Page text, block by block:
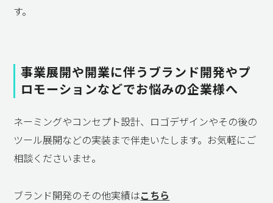
す。
事業展開や開業に伴うブランド開発やプ
ロモーションなどでお悩みの企業様へ
ネーミングやコンセプト設計、ロゴデザインやその後の
ツール展開などの実装まで伴走いたします。お気軽にご
相談くださいませ。
ブランド開発のその他実績はこちら